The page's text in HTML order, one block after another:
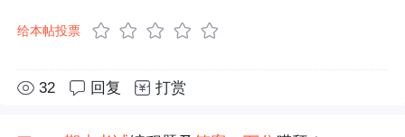
给本帖投票
32 回复 打赏